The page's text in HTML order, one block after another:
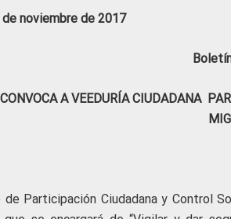
de noviembre de 2017
A VEEDURÍA CIUDADANA
de Participación Ciudadana y Control